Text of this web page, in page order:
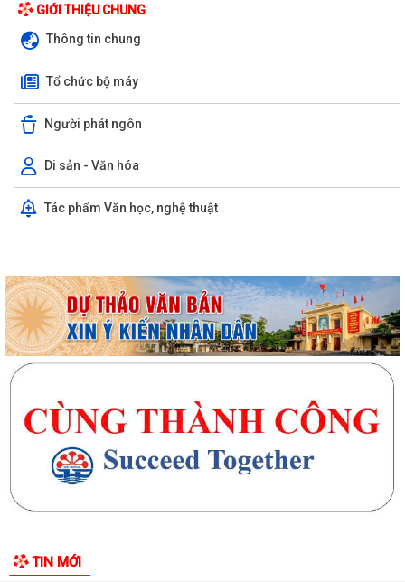
GIỚI THIỆU CHUNG
Thông tin chung
Tổ chức bộ máy
Người phát ngôn
Di sản - Văn hóa
Tác phẩm Văn học, nghệ thuật
Xã Trần Phú đã đồng loạt ra quân thực hiện giải tỏa các vi phạm hành
lang an toàn giao thông trên...
Sôi nổi Khai mạc Giải bóng đá U12 xã Trần Phú hè năm 2026
UBND xã Trần Phú tổ chức niêm yết và gửi thông báo thu hồi đất để
Bà Phan Thị Vắn ở thôn Mạn Trà được hỗ trợ xây “Nhà Đại đoàn kết”